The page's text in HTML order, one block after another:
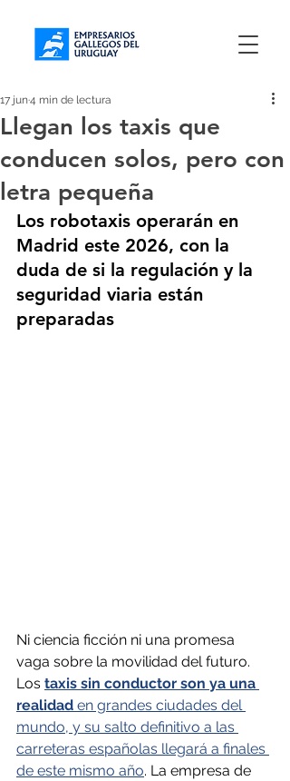
Llegan los taxis que
conducen solos, pero con
letra pequeña
17 jun4 min de lectura
Los robotaxis operarán en
Madrid este 2026, con la
duda de si la regulación y la
seguridad viaria están
preparadas
Ni ciencia ficción ni una promesa
vaga sobre la movilidad del futuro.
Los taxis sin conductor son ya una
realidad en grandes ciudades del
mundo, y su salto definitivo a las
carreteras españolas llegará a finales
de este mismo año. La empresa de